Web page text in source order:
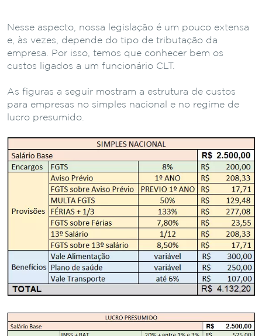
Nesse aspecto, nossa legislação é um pouco extensa
e, às vezes, depende do tipo de tributação da
empresa. Por isso, temos que conhecer bem os
custos ligados a um funcionário CLT.
As figuras a seguir mostram a estrutura de custos
para empresas no simples nacional e no regime de
lucro presumido.